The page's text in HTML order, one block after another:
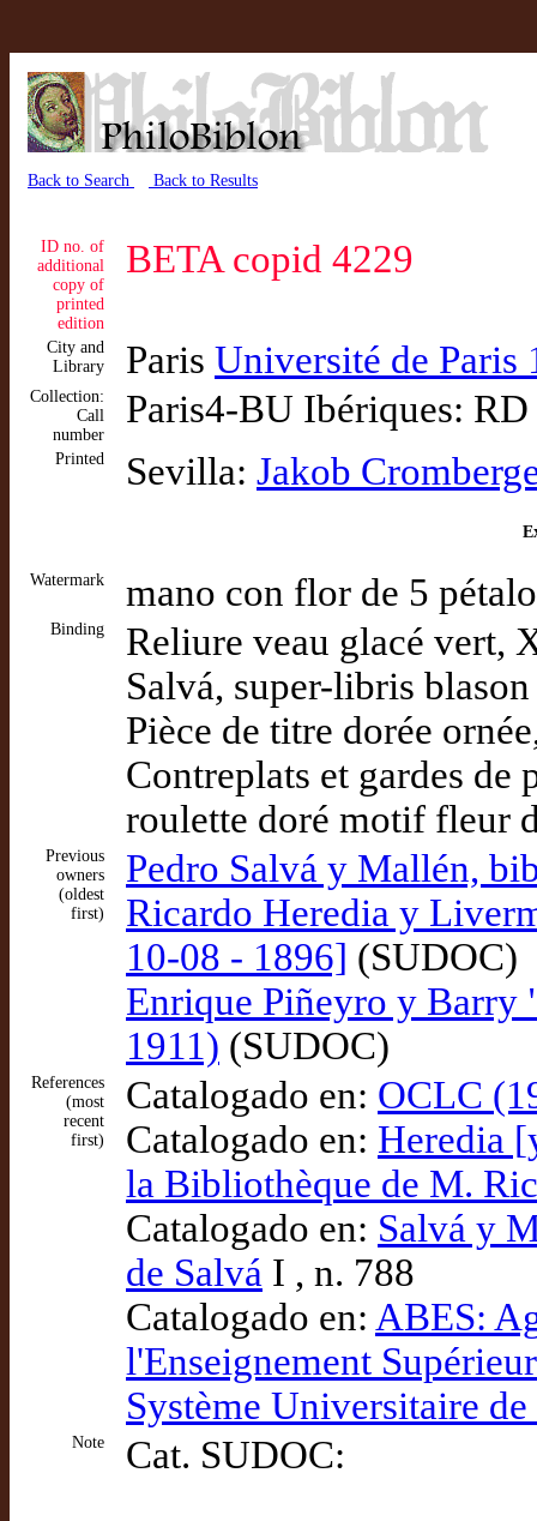
Back to Search Back to Results
ID no. of
additional
copy of
printed
edition
BETA copid 4229
City and
Library
Paris Université de Paris
Collection:
Call
number
Paris4-BU Ibériques:
Printed Sevilla: Jakob
Watermark mano con flor de 5
Binding
Reliure veau glacé vert,
Salvá, super-libris
Pièce de titre dorée
Contreplats et gardes de
roulette doré motif fleur
Previous
owners
(oldest
first)
Pedro Salvá y Mallén,
Ricardo Heredia y
10-08 - 1896] (SUDOC)
Enrique Piñeyro y
1911) (SUDOC)
References
(most
recent
first)
Catalogado en: OCLC
Catalogado en: Heredia
la Bibliothèque de M.
Catalogado en: Salvá y
de Salvá I , n. 788
Catalogado en: ABES:
l'Enseignement
Système Universitaire
Note Cat. SUDOC: